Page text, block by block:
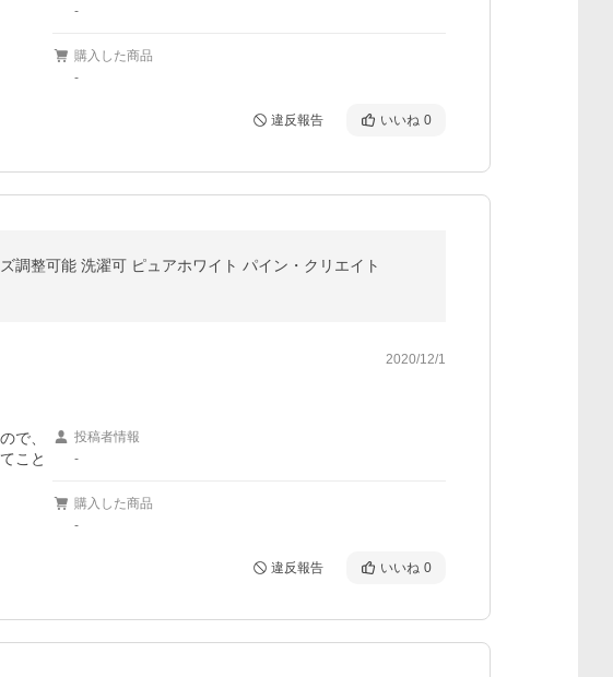
-
購入した商品
-
違反報告 いいね 0
調整可能 洗濯可 ピュアホワイト パイン・クリエイト
2020/12/1
で、
こと
投稿者情報
-
購入した商品
-
違反報告 いいね 0